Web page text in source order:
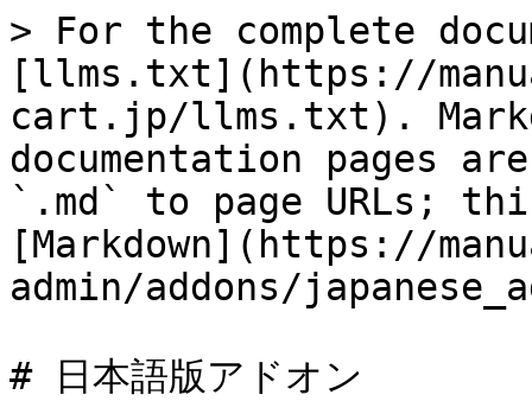
> For the complete
[llms.txt](https://
cart.jp/llms.txt).
documentation pages
`.md` to page URLs;
[Markdown](https://
admin/addons/
# 日本語版アドオン